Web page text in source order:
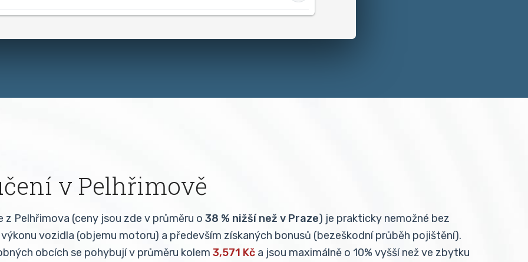
v Pelhřimově
Pelhřimova (ceny jsou zde v průměru o 38 % nižší než v Praze) je prakticky nemožné bez
vozidla (objemu motoru) a především získaných bonusů (bezeškodní průběh pojištění).
obcích se pohybují v průměru kolem 3,571 Kč a jsou maximálně o 10% vyšší než ve zbytku